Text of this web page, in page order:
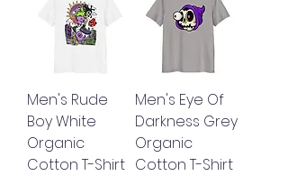
Men's Rude
Boy White
Organic
Cotton T-Shirt
Men's Eye Of
Darkness Grey
Organic
Cotton T-Shirt